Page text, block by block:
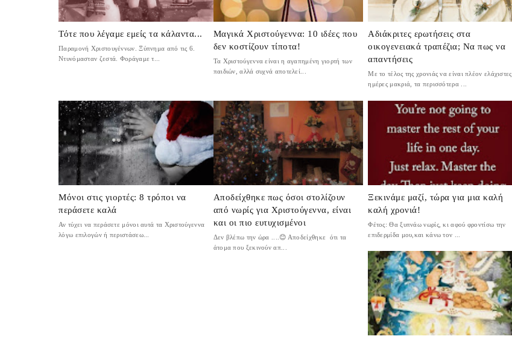
Τότε που λέγαμε εμείς τα κάλαντα...
Παραμονή Χριστουγέννων. Ξύπνημα από τις 6.
Ντυνόμασταν ζεστά. Φοράγαμε τ...
Μαγικά Χριστούγεννα: 10 ιδέες που
δεν κοστίζουν τίποτα!
Τα Χριστούγεννα είναι η αγαπημένη γιορτή των
παιδιών, αλλά συχνά αποτελεί...
Αδιάκριτες ερωτήσεις στα
οικογενειακά τραπέζια; Να πως να
απαντήσεις
Με το τέλος της χρονιάς να είναι πλέον ελάχιστες
ημέρες μακριά, τα περισσότερα ...
Μόνοι στις γιορτές: 8 τρόποι να
περάσετε καλά
Αν τύχει να περάσετε μόνοι αυτά τα Χριστούγεννα
λόγω επιλογών ή περιστάσεω...
Αποδείχθηκε πως όσοι στολίζουν
από νωρίς για Χριστούγεννα, είναι
και οι πιο ευτυχισμένοι
Δεν βλέπω την ώρα ....😊 Αποδείχθηκε ότι τα
άτομα που ξεκινούν απ...
Ξεκινάμε μαζί, τώρα για μια καλή
καλή χρονιά!
Φέτος: Θα ξυπνάω νωρίς, κι αφού φροντίσω την
επιδερμίδα μου,και κάνω τον ...